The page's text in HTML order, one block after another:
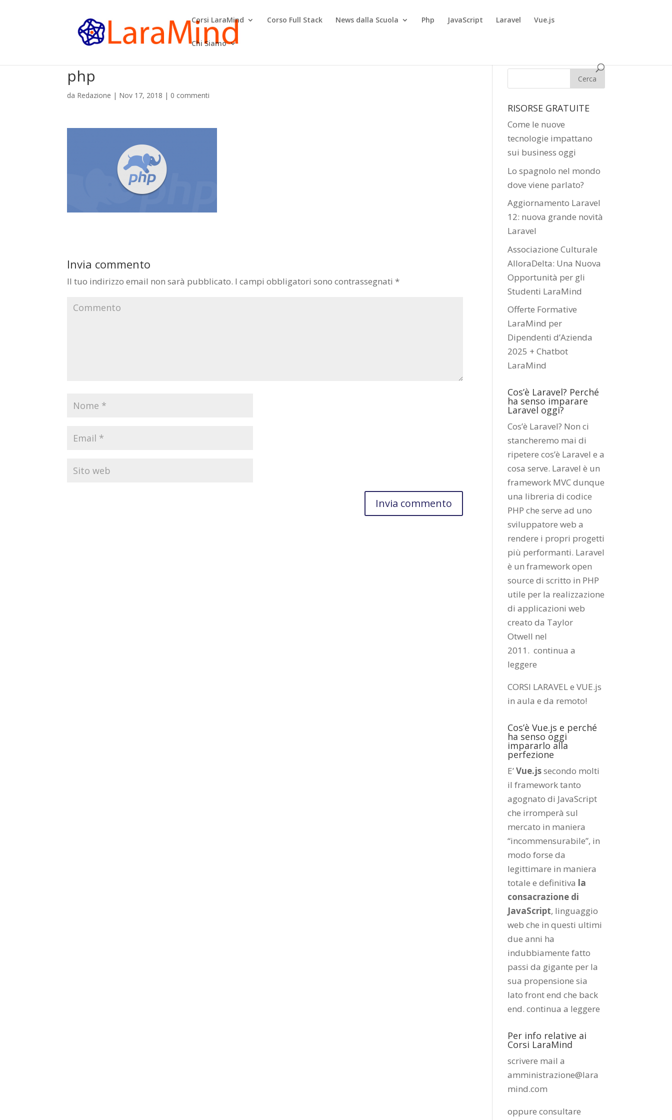
Corsi LaraMind Corso Full Stack News dalla Scuola Php JavaScript Laravel Vue.js
Chi Siamo
php
da Redazione | Nov 17, 2018 | 0 commenti
Invia commento
Il tuo indirizzo email non sarà pubblicato. I campi obbligatori sono contrassegnati *
RISORSE GRATUITE
Come le nuove
tecnologie impattano
sui business oggi
Lo spagnolo nel mondo
dove viene parlato?
Aggiornamento Laravel
12: nuova grande novità
Laravel
Associazione Culturale
AlloraDelta: Una Nuova
Opportunità per gli
Studenti LaraMind
Offerte Formative
LaraMind per
Dipendenti d’Azienda
2025 + Chatbot
LaraMind
Cos’è Laravel? Perché
ha senso imparare
Laravel oggi?
Cos’è Laravel? Non ci
stancheremo mai di
ripetere cos’è Laravel e a
cosa serve. Laravel è un
framework MVC dunque
una libreria di codice
PHP che serve ad uno
sviluppatore web a
rendere i propri progetti
più performanti. Laravel
è un framework open
source di scritto in PHP
utile per la realizzazione
di applicazioni web
creato da Taylor
Otwell nel
2011.continua a
leggere
CORSI LARAVEL e VUE.js
in aula e da remoto!
Cos’è Vue.js e perché
ha senso oggi
impararlo alla
perfezione
E’Vue.jssecondo molti
il framework tanto
agognato di JavaScript
che irromperà sul
mercato in maniera
“incommensurabile”, in
modo forse da
legittimare in maniera
totale e definitiva la
consacrazione di
JavaScript, linguaggio
web che in questi ultimi
due anni ha
indubbiamente fatto
passi da gigante per la
sua propensione sia
lato front end che back
end.continua a leggere
Per info relative ai
Corsi LaraMind
scrivere mail a
amministrazione@lara
mind.com
oppure consultare